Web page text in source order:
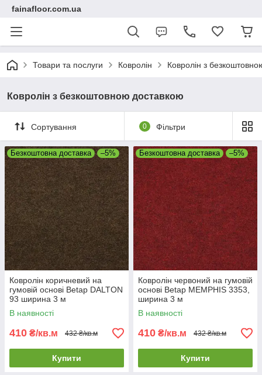
fainafloor.com.ua
Товари та послуги Ковролін Ковролін з
Ковролін з безкоштовною доставкою
Сортування 0 Фільтри
Безкоштовна доставка –5%
Ковролін коричневий на
гумовій основі Betap DALTON
93 ширина 3 м
В наявності
410 ₴/кв.м 432 ₴/кв.м
Купити
Безкоштовна доставка –5%
Ковролін червоний на гумовій
основі Betap MEMPHIS 3353,
ширина 3 м
В наявності
410 ₴/кв.м 432 ₴/кв.м
Купити